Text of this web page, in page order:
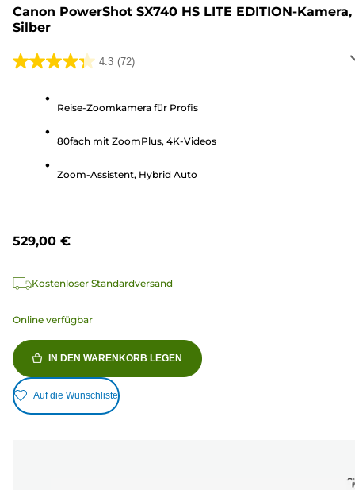
Canon PowerShot SX740 HS LITE EDITION-Kamera,
Silber
4.3 (72)
4.3
Sternen.
Bewertungen
Reise-Zoomkamera für Profis
80fach mit ZoomPlus, 4K-Videos
Zoom-Assistent, Hybrid Auto
529,00 €
Kostenloser Standardversand
Online verfügbar
IN DEN WARENKORB LEGEN
Auf die Wunschliste